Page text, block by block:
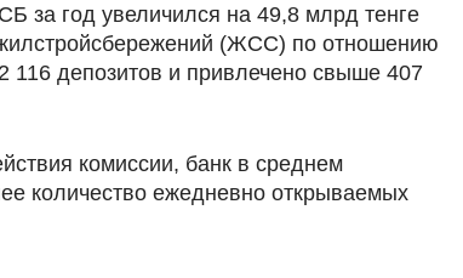
за год увеличился на 49,8 млрд тенге
жилстройсбережений (ЖСС) по отношению
116 депозитов и привлечено свыше 407
комиссии, банк в среднем
количество ежедневно открываемых